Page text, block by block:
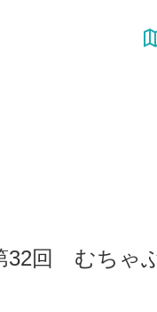
第32回 むち